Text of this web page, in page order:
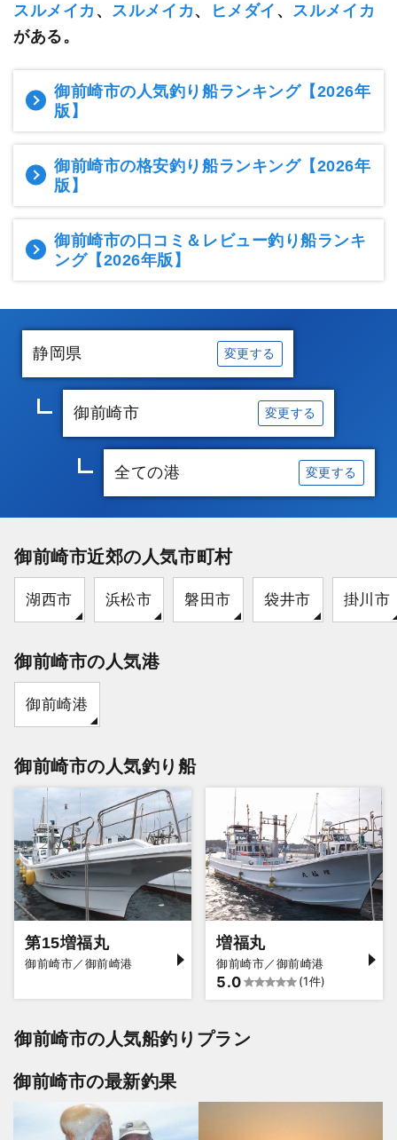
スルメイカ 、 スルメイカ、 ヒメダイ 、 スルメイカ
がある。
御前崎市の人気釣り船ランキング【2026年
版】
御前崎市の格安釣り船ランキング【2026年
版】
御前崎市の口コミ＆レビュー釣り船ランキ
ング【2026年版】
静岡県 変更する
御前崎市 変更する
全ての港 変更する
御前崎市近郊の人気市町村
湖西市 浜松市 磐田市 袋井市 掛川市
御前崎市の人気港
御前崎港
御前崎市の人気釣り船
第15増福丸
御前崎市／御前崎港
増福丸
御前崎市／御前崎港
5.0 (1件)
御前崎市の人気船釣りプラン
御前崎市の最新釣果